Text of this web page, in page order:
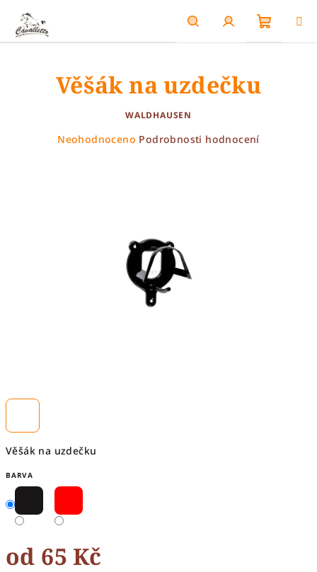
obsah
HledatPřihlášení
Věšák na uzdečku
BARVA
od 65 Kč
Věšák na uzdečku
WALDHAUSEN
Průměrné
Neohodnoceno Podrobnosti hodnocení